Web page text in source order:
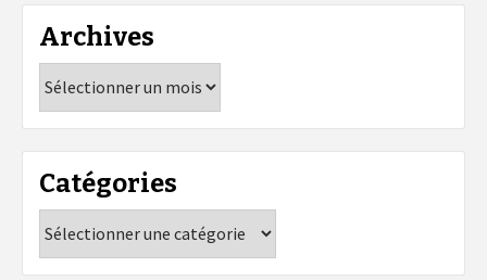
Archives
Catégories